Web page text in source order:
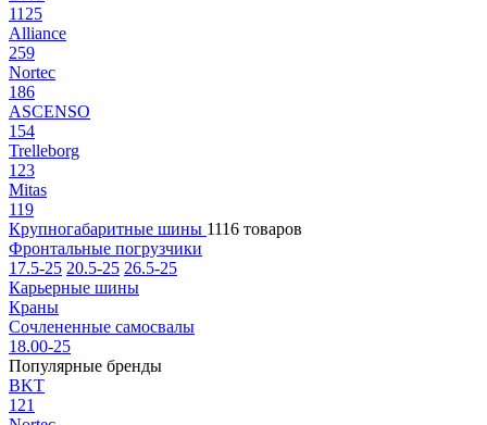
1125
Alliance
259
Nortec
186
ASCENSO
154
Trelleborg
123
Mitas
119
Крупногабаритные шины 1116 товаров
Фронтальные погрузчики
17.5-25 20.5-25 26.5-25
Карьерные шины
Краны
Сочлененные самосвалы
18.00-25
Популярные бренды
BKT
121